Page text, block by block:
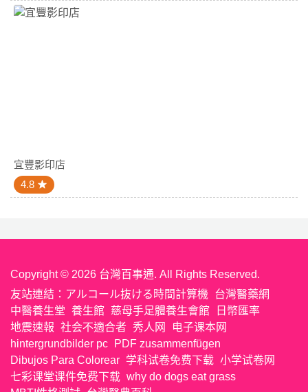
宜豐影印店
4.8
Copyright © 2026 台灣百事通. All Rights Reserved.
友站連結： アルコール抜ける時間計算機
台灣醫藥網
中醫養生堂 養生館 慈母手足體養生會館
日幣匯率
地震速報 社会不適合者 秀人网
电子课本网
hintergrundbilder pc
PDF zusammenfügen
Dibujos Para Colorear 学科试卷免费下载 小学试卷网
七彩课堂课件免费下载 why do dogs eat grass